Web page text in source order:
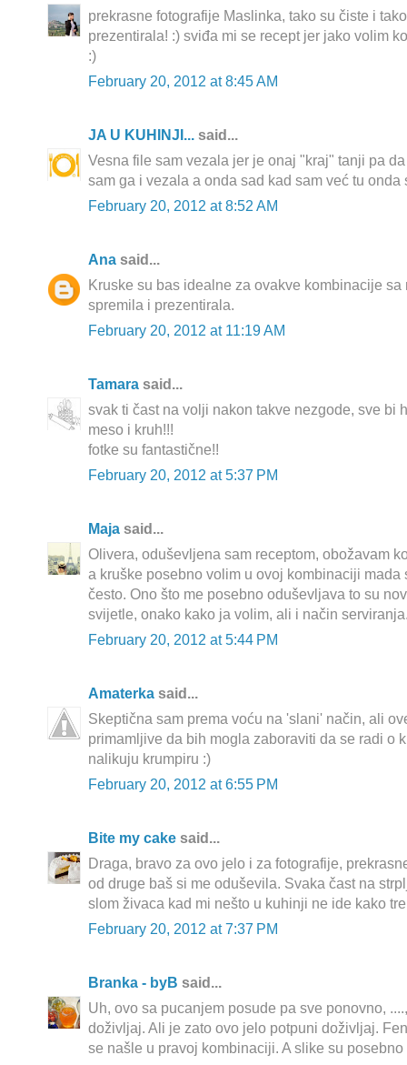
prekrasne fotografije Maslinka, tako su čiste i
prezentirala! :) sviđa mi se recept jer jako volim
:)
February 20, 2012 at 8:45 AM
JA U KUHINJI... said...
Vesna file sam vezala jer je onaj "kraj" tanji pa
sam ga i vezala a onda sad kad sam već tu onda
February 20, 2012 at 8:52 AM
Ana said...
Kruske su bas idealne za ovakve kombinacije
spremila i prezentirala.
February 20, 2012 at 11:19 AM
Tamara said...
svak ti čast na volji nakon takve nezgode, sve bi
meso i kruh!!!
fotke su fantastične!!
February 20, 2012 at 5:37 PM
Maja said...
Olivera, oduševljena sam receptom, obožavam
a kruške posebno volim u ovoj kombinaciji mada
često. Ono što me posebno oduševljava to su
svijetle, onako kako ja volim, ali i način
February 20, 2012 at 5:44 PM
Amaterka said...
Skeptična sam prema voću na 'slani' način, ali
primamljive da bih mogla zaboraviti da se radi o
nalikuju krumpiru :)
February 20, 2012 at 6:55 PM
Bite my cake said...
Draga, bravo za ovo jelo i za fotografije,
od druge baš si me oduševila. Svaka čast na
slom živaca kad mi nešto u kuhinji ne ide kako
February 20, 2012 at 7:37 PM
Branka - byB said...
Uh, ovo sa pucanjem posude pa sve ponovno,
doživljaj. Ali je zato ovo jelo potpuni doživljaj.
se našle u pravoj kombinaciji. A slike su